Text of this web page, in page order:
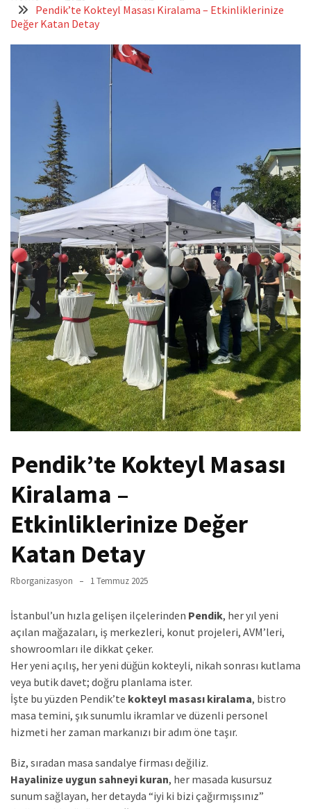
Pendik’te Kokteyl Masası Kiralama – Etkinliklerinize
Değer Katan Detay
Pendik’te Kokteyl Masası
Kiralama –
Etkinliklerinize Değer
Katan Detay
Rborganizasyon 1 Temmuz 2025
İstanbul’un hızla gelişen ilçelerinden Pendik, her yıl yeni
açılan mağazaları, iş merkezleri, konut projeleri, AVM’leri,
showroomları ile dikkat çeker.
Her yeni açılış, her yeni düğün kokteyli, nikah sonrası kutlama
veya butik davet; doğru planlama ister.
İşte bu yüzden Pendik’te kokteyl masası kiralama, bistro
masa temini, şık sunumlu ikramlar ve düzenli personel
hizmeti her zaman markanızı bir adım öne taşır.
Biz, sıradan masa sandalye firması değiliz.
Hayalinize uygun sahneyi kuran, her masada kusursuz
sunum sağlayan, her detayda “iyi ki bizi çağırmışsınız”